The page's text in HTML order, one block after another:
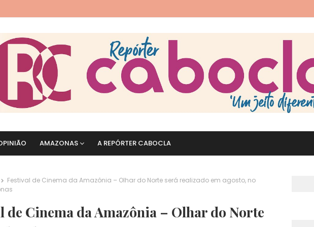
AMAZONAS A REPÓRTER CABOCLA
Festival de Cinema da Amazônia – Olhar do Norte será realizado em agosto, no
de Cinema da Amazônia – Olhar do Norte